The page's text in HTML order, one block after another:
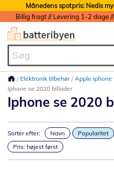
Månedens spotpris: Nedis
Elektronik tilbehør Apple iphone
Iphone se 2020 billader
Iphone se 2020
Sorter efter: Navn Popularitet
Pris: højest først